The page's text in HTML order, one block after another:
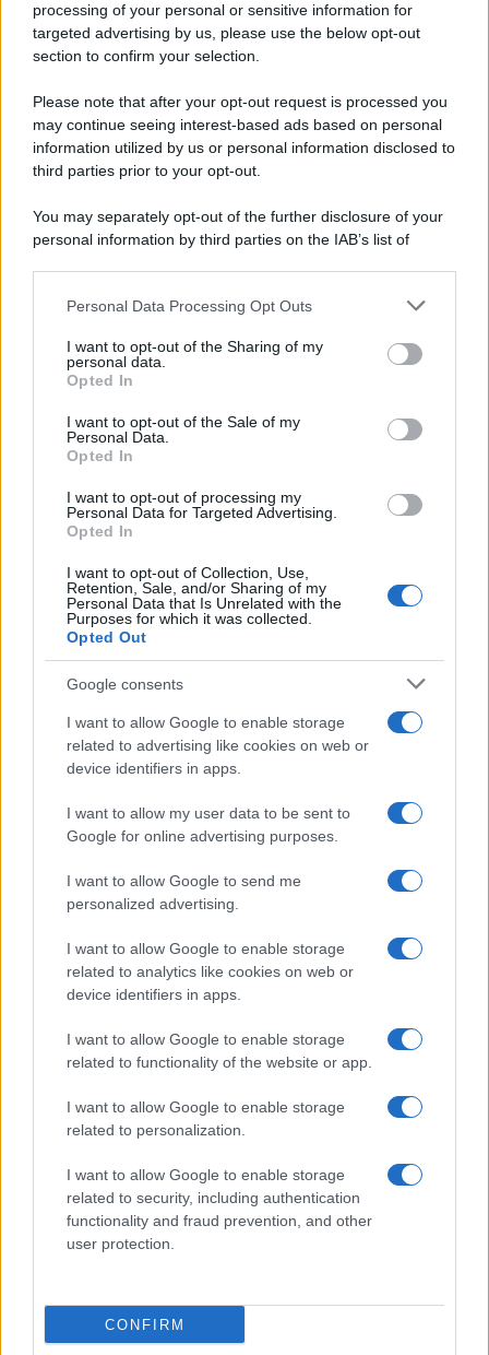
processing of your personal or sensitive information for
targeted advertising by us, please use the below opt-out
section to confirm your selection.
Please note that after your opt-out request is processed you
may continue seeing interest-based ads based on personal
information utilized by us or personal information disclosed to
third parties prior to your opt-out.
You may separately opt-out of the further disclosure of your
personal information by third parties on the IAB’s list of
This information may also be disclosed by us to third parties
disclose it to other third parties.
Please note that this website/app uses one or more Google
services and may gather and store information including but
not limited to your visit or usage behaviour. You may click to
grant or deny consent to Google and its third-party tags to
consent section.
Personal Data Processing Opt Outs
I want to opt-out of the Sharing of my
personal data.
Opted In
I want to opt-out of the Sale of my
Personal Data.
Opted In
I want to opt-out of processing my
Personal Data for Targeted Advertising.
Opted In
I want to opt-out of Collection, Use,
Retention, Sale, and/or Sharing of my
Personal Data that Is Unrelated with the
Purposes for which it was collected.
Opted Out
Google consents
I want to allow Google to enable storage
related to advertising like cookies on web or
device identifiers in apps.
I want to allow my user data to be sent to
Google for online advertising purposes.
I want to allow Google to send me
personalized advertising.
I want to allow Google to enable storage
related to analytics like cookies on web or
device identifiers in apps.
I want to allow Google to enable storage
related to functionality of the website or app.
I want to allow Google to enable storage
related to personalization.
I want to allow Google to enable storage
related to security, including authentication
functionality and fraud prevention, and other
user protection.
CONFIRM
Foto Gianluca Gaetano profilo ufficiale Instagram
Gianluca Gaetano: l’esordio a 11
anni
Gianluca Gaetano, nato aCimitile
nel 2000, si
unisce alsettore giovanile del Napoli
undici anni
. Il suo valore è così evidente che la
societàdecide di tutelarlo, facendogli firmare il
primo contratto professionistico
record per il club.
Dopoottime prestazioni
Coppa Italia
seguito qualche mese più tardi dal suo
Così,Gaetano, inLombardia
ideale per mostrare le sue qualità:versatile
tecnica notevolee un eccellente
dell’inserimento, diventa uno dei
peraltro, corona il suoperiodo a Cremonacon una
storicapromozione in Serie A